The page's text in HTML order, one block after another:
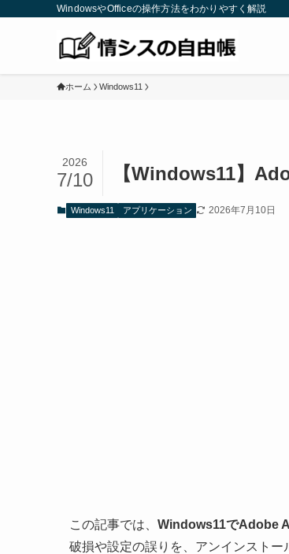
WindowsやOfficeの操作方法をわかりやすく解説
ホーム Windows11
【Windows11】
2026
7/10
Windows11 アプリケーション 2026年7月10日
この記事では、 Windows11でAdobe
破損や設定の誤りを、アンインストー